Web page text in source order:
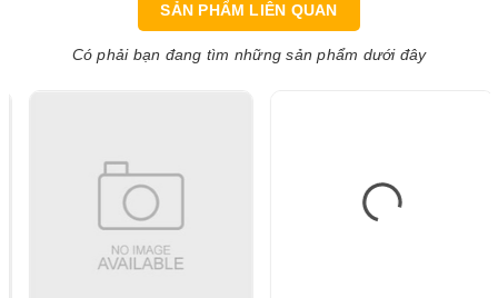
SẢN PHẨM LIÊN QUAN
Có phải bạn đang tìm những sản phẩm dưới đây